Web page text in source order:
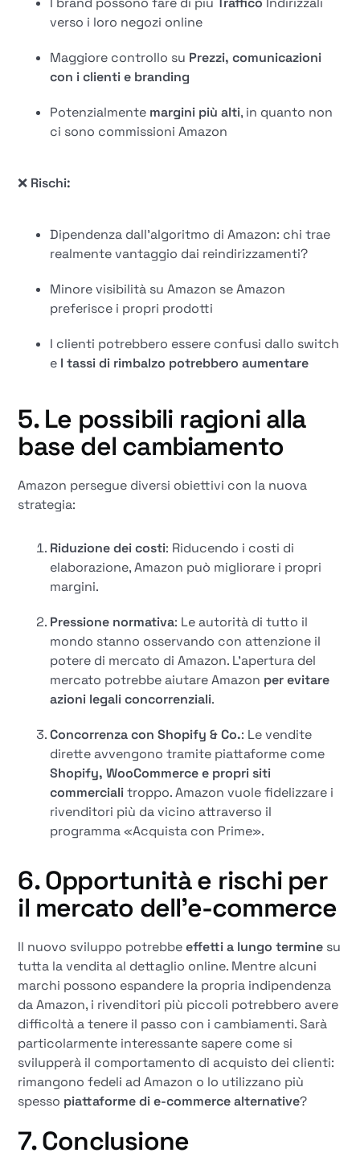
verso i loro negozi online
Maggiore controllo su Prezzi, comunicazioni
con i clienti e branding
Potenzialmente margini più alti, in quanto non
ci sono commissioni Amazon
❌ Rischi:
Dipendenza dall'algoritmo di Amazon: chi trae
realmente vantaggio dai reindirizzamenti?
Minore visibilità su Amazon se Amazon
preferisce i propri prodotti
I clienti potrebbero essere confusi dallo switch
e I tassi di rimbalzo potrebbero aumentare
5. Le possibili ragioni alla
base del cambiamento
Amazon persegue diversi obiettivi con la nuova
strategia:
Riduzione dei costi: Riducendo i costi di
elaborazione, Amazon può migliorare i propri
margini.
Pressione normativa: Le autorità di tutto il
mondo stanno osservando con attenzione il
potere di mercato di Amazon. L'apertura del
mercato potrebbe aiutare Amazon per evitare
azioni legali concorrenziali.
Concorrenza con Shopify & Co.: Le vendite
dirette avvengono tramite piattaforme come
Shopify, WooCommerce e propri siti
commercialitroppo. Amazon vuole fidelizzare i
rivenditori più da vicino attraverso il
programma «Acquista con Prime».
6. Opportunità e rischi per
il mercato dell'e-commerce
Il nuovo sviluppo potrebbeeffetti a lungo termine su
tutta la vendita al dettaglio online. Mentre alcuni
marchi possono espandere la propria indipendenza
da Amazon, i rivenditori più piccoli potrebbero avere
difficoltà a tenere il passo con i cambiamenti. Sarà
particolarmente interessante sapere come si
svilupperà il comportamento di acquisto dei clienti:
rimangono fedeli ad Amazon o lo utilizzano più
spesso piattaforme di e-commerce alternative?
7. Conclusione